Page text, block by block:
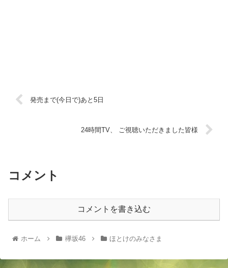
発売まで(今日で)あと5日
24時間TV、 ご視聴いただきました皆様
コメント
コメントを書き込む
ホーム 欅坂46 ほとけのみなさま